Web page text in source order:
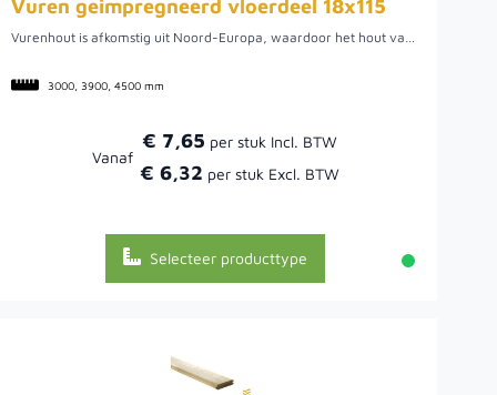
Vuren geimpregneerd vloerdeel 18x115
Vurenhout is afkomstig uit Noord-Europa, waardoor het hout van een mooie kwaliteit is. De dikte is 18 mm, de werkende breedte is 115 mm en het hout is glad geschaafd. De dikte is dikker dan normaal, waardoor het een verhoogde levensduur heeft. Hier kan het hout namelijk rustig groeien, wat uiteindelijk een rustige en stabiele plank oplevert. Het hout is groen geïmpregneerd, wat tevens bijdraagt aan een langere levensduur. De paal heeft een natuurlijke uitstraling en is geschikt om buiten te gebruiken. Zo wordt het vaak gebruikt als dakbeschot. We hebben diverse afmetingen op voorraad, maar zagen uiteraard ook houten palen en planken voor u op maat.
3000, 3900, 4500 mm
Vanaf
€ 7,65
€ 6,32
Selecteer producttype